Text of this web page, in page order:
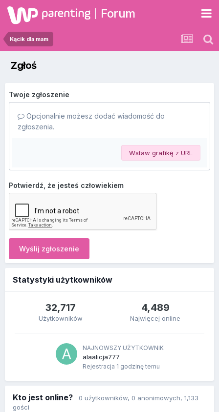
Forum
Kącik dla mam
Zgłoś
Twoje zgłoszenie
Opcjonalnie możesz dodać wiadomość do
zgłoszenia.
Wstaw grafikę z URL
Potwierdź, że jesteś człowiekiem
Wyślij zgłoszenie
Statystyki użytkowników
32,717
Użytkowników
4,489
Najwięcej online
NAJNOWSZY UŻYTKOWNIK
alaalicja777
Rejestracja 1 godzinę temu
Kto jest online? 0 użytkowników, 0 anonimowych, 1,133
gości